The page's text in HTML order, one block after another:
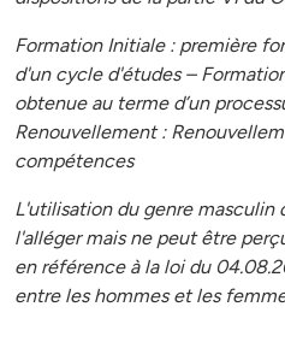
Formation Initiale : première
d'un cycle d'études –
obtenue au terme d’un
Renouvellement :
compétences
L'utilisation du genre masculin
l'alléger mais ne peut être
en référence à la loi du
entre les hommes et les